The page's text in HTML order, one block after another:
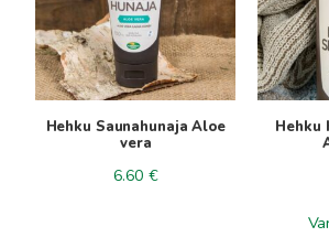
Hehku Saunahunaja Aloe
vera
6.60 €
Hehku